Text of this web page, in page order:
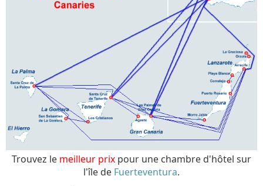
Trouvez le meilleur prix pour une chambre d'hôtel sur
l'île de Fuerteventura.